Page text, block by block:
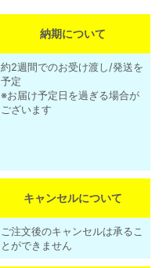
納期について
約2週間でのお受け渡し/発送を
予定
※お届け予定日を過ぎる場合が
ございます
キャンセルについて
ご注文後のキャンセルは承るこ
とができません